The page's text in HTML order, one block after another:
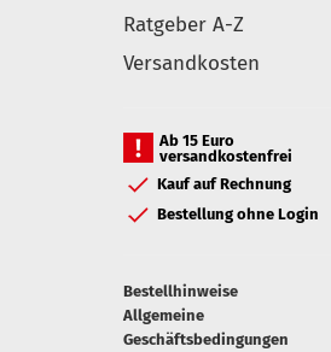
Ratgeber A-Z
Versandkosten
Ab 15 Euro
versandkostenfrei
Kauf auf Rechnung
Bestellung ohne Login
Bestellhinweise
Allgemeine
Geschäftsbedingungen